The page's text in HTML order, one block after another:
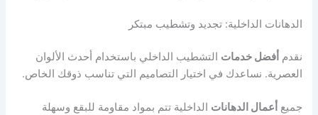
الدهانات الداخلية: تجديد وتشطيب مبتكر
نقدم أفضل خدمات التشطيب الداخلي باستخدام أحدث الألوان
العصرية. نساعدك في اختيار التصاميم التي تناسب ذوقك الخاص.
جميع أعمال الدهانات الداخلية تتم بمواد مقاومة للبقع وسهلة